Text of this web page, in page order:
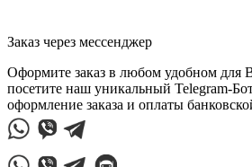
Заказ через мессенджер
Оформите заказ в любом удобном для
посетите наш уникальный Telegram-
оформление заказа и оплаты